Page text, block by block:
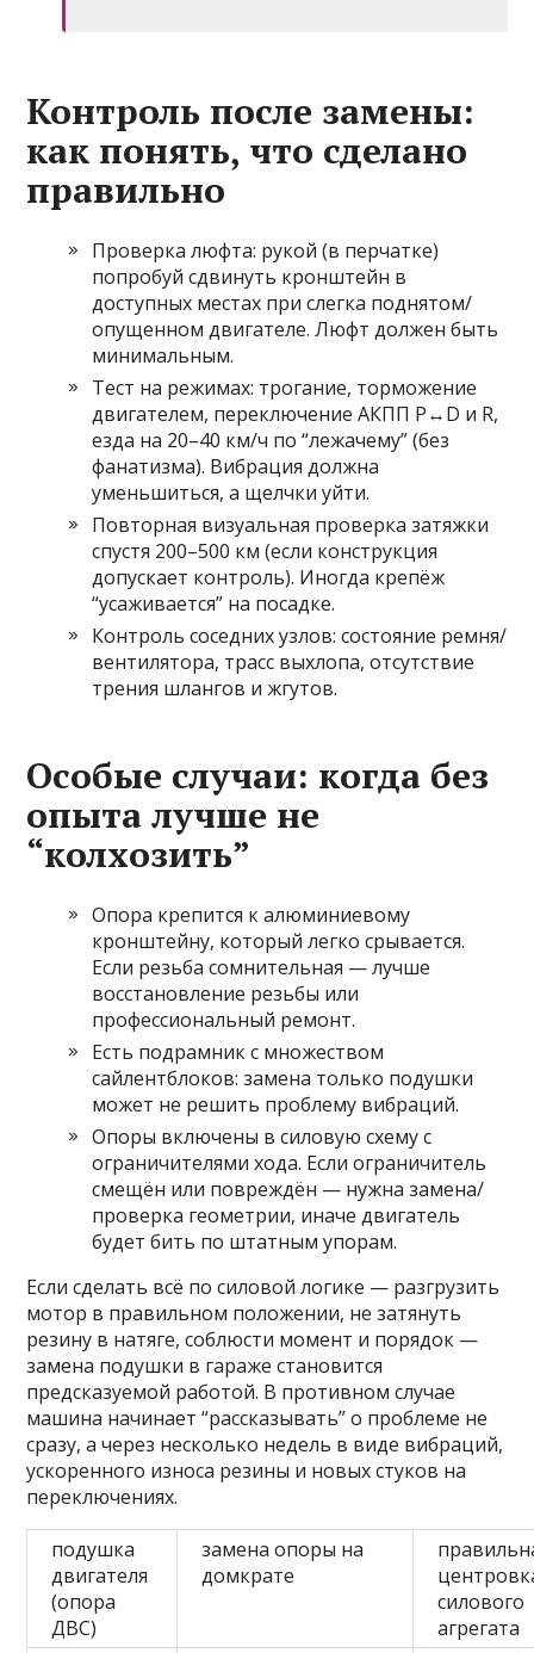
Контроль после замены:
как понять, что сделано
правильно
Проверка люфта: рукой (в перчатке)
попробуй сдвинуть кронштейн в
доступных местах при слегка поднятом/
опущенном двигателе. Люфт должен быть
минимальным.
Тест на режимах: трогание, торможение
двигателем, переключение АКПП P↔D и R,
езда на 20–40 км/ч по “лежачему” (без
фанатизма). Вибрация должна
уменьшиться, а щелчки уйти.
Повторная визуальная проверка затяжки
спустя 200–500 км (если конструкция
допускает контроль). Иногда крепёж
“усаживается” на посадке.
Контроль соседних узлов: состояние ремня/
вентилятора, трасс выхлопа, отсутствие
трения шлангов и жгутов.
Особые случаи: когда без
опыта лучше не
“колхозить”
Опора крепится к алюминиевому
кронштейну, который легко срывается.
Если резьба сомнительная — лучше
восстановление резьбы или
профессиональный ремонт.
Есть подрамник с множеством
сайлентблоков: замена только подушки
может не решить проблему вибраций.
Опоры включены в силовую схему с
ограничителями хода. Если ограничитель
смещён или повреждён — нужна замена/
проверка геометрии, иначе двигатель
будет бить по штатным упорам.
Если сделать всё по силовой логике — разгрузить
мотор в правильном положении, не затянуть
резину в натяге, соблюсти момент и порядок —
замена подушки в гараже становится
предсказуемой работой. В противном случае
машина начинает “рассказывать” о проблеме не
сразу, а через несколько недель в виде вибраций,
ускоренного износа резины и новых стуков на
переключениях.
подушка
двигателя
(опора
ДВС)
замена опоры на
домкрате
силового
агрегата